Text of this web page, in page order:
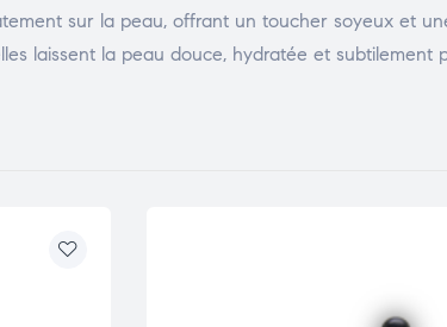
sur la peau, offrant un toucher soyeux et
laissent la peau douce, hydratée et